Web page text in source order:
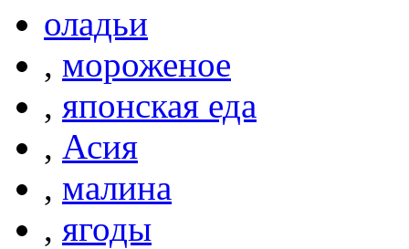
оладьи
, мороженое
, японская еда
, Асия
, малина
, ягоды